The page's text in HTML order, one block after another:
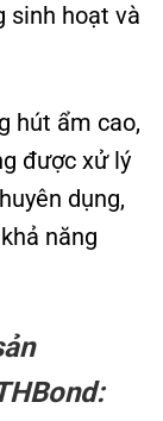
sinh hoạt và
hút ẩm cao,
được xử lý
dụng,
năng